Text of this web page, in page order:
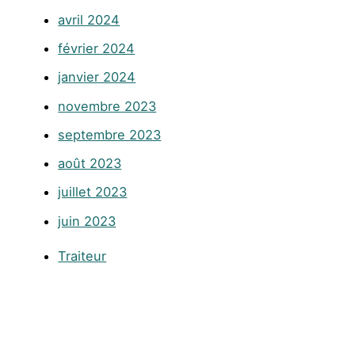
avril 2024
février 2024
janvier 2024
novembre 2023
septembre 2023
août 2023
juillet 2023
juin 2023
Traiteur